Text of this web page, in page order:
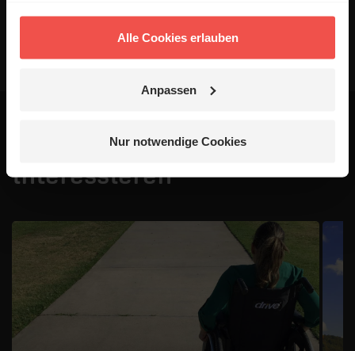
Alle Cookies erlauben
Anpassen
Nur notwendige Cookies
Das könnte dich auch
interessieren